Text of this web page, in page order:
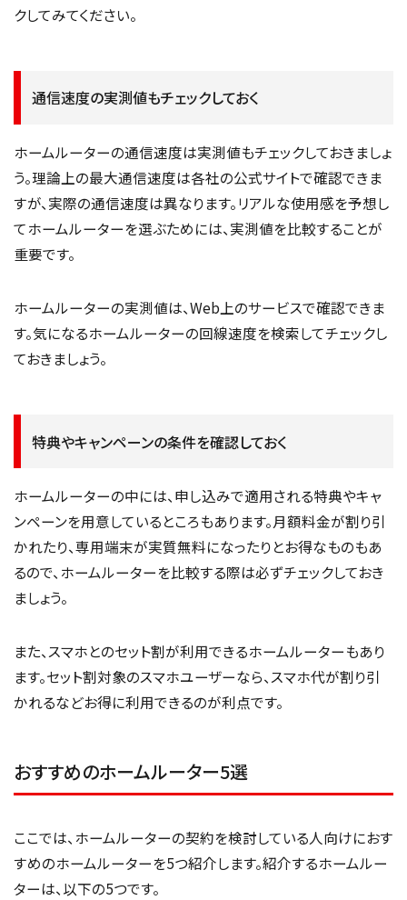
クしてみてください。
通信速度の実測値もチェックしておく
ホームルーターの通信速度は実測値もチェックしておきましょ
う。理論上の最大通信速度は各社の公式サイトで確認できま
すが、実際の通信速度は異なります。リアルな使用感を予想し
てホームルーターを選ぶためには、実測値を比較することが
重要です。
ホームルーターの実測値は、Web上のサービスで確認できま
す。気になるホームルーターの回線速度を検索してチェックし
ておきましょう。
特典やキャンペーンの条件を確認しておく
ホームルーターの中には、申し込みで適用される特典やキャ
ンペーンを用意しているところもあります。月額料金が割り引
かれたり、専用端末が実質無料になったりとお得なものもあ
るので、ホームルーターを比較する際は必ずチェックしておき
ましょう。
また、スマホとのセット割が利用できるホームルーターもあり
ます。セット割対象のスマホユーザーなら、スマホ代が割り引
かれるなどお得に利用できるのが利点です。
おすすめのホームルーター5選
ここでは、ホームルーターの契約を検討している人向けにおす
すめのホームルーターを5つ紹介します。紹介するホームルー
ターは、以下の5つです。